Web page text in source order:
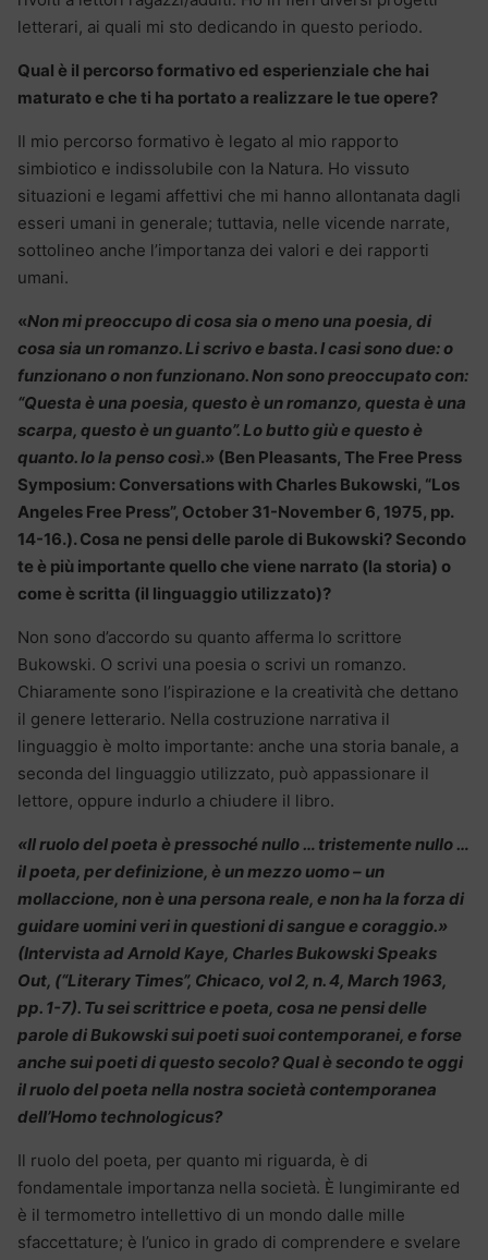
letterari, ai quali mi sto dedicando in questo periodo.
Qual è il percorso formativo ed esperienziale che hai
maturato e che ti ha portato a realizzare le tue opere?
Il mio percorso formativo è legato al mio rapporto
simbiotico e indissolubile con la Natura. Ho vissuto
situazioni e legami affettivi che mi hanno allontanata dagli
esseri umani in generale; tuttavia, nelle vicende narrate,
sottolineo anche l’importanza dei valori e dei rapporti
umani.
«Non mi preoccupo di cosa sia o meno una poesia, di
cosa sia un romanzo. Li scrivo e basta. I casi sono due: o
funzionano o non funzionano. Non sono preoccupato con:
“Questa è una poesia, questo è un romanzo, questa è una
scarpa, questo è un guanto”. Lo butto giù e questo è
quanto. Io la penso così.» (Ben Pleasants, The Free Press
Symposium: Conversations with Charles Bukowski, “Los
Angeles Free Press”, October 31-November 6, 1975, pp.
14-16.). Cosa ne pensi delle parole di Bukowski? Secondo
te è più importante quello che viene narrato (la storia) o
come è scritta (il linguaggio utilizzato)?
Non sono d’accordo su quanto afferma lo scrittore
Bukowski. O scrivi una poesia o scrivi un romanzo.
Chiaramente sono l’ispirazione e la creatività che dettano
il genere letterario. Nella costruzione narrativa il
linguaggio è molto importante: anche una storia banale, a
seconda del linguaggio utilizzato, può appassionare il
lettore, oppure indurlo a chiudere il libro.
«Il ruolo del poeta è pressoché nullo … tristemente nullo …
il poeta, per definizione, è un mezzo uomo – un
mollaccione, non è una persona reale, e non ha la forza di
guidare uomini veri in questioni di sangue e coraggio.»
(Intervista ad Arnold Kaye, Charles Bukowski Speaks
Out, (“Literary Times”, Chicaco, vol 2, n. 4, March 1963,
pp. 1-7). Tu sei scrittrice e poeta, cosa ne pensi delle
parole di Bukowski sui poeti suoi contemporanei, e forse
anche sui poeti di questo secolo? Qual è secondo te oggi
il ruolo del poeta nella nostra società contemporanea
dell’Homo technologicus?
Il ruolo del poeta, per quanto mi riguarda, è di
fondamentale importanza nella società. È lungimirante ed
è il termometro intellettivo di un mondo dalle mille
sfaccettature; è l’unico in grado di comprendere e svelare